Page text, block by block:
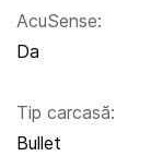
AcuSense:
Da
Tip carcasă:
Bullet